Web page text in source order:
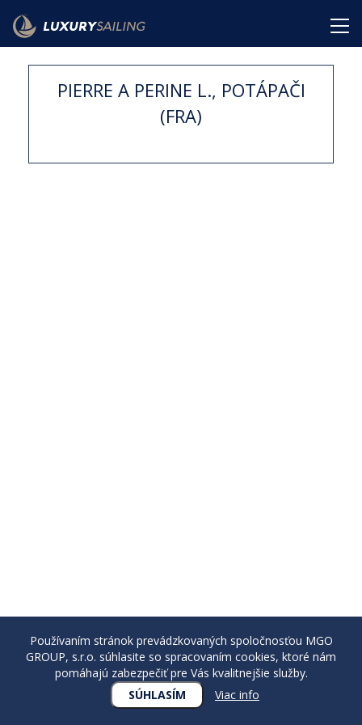
PIERRE A PERINE L., POTÁPAČI
(FRA)
Používaním stránok prevádzkovaných spoločnosťou MGO
GROUP, s.r.o. súhlasite so spracovaním cookies, ktoré nám
pomáhajú zabezpečiť pre Vás kvalitnejšie služby.
SÚHLASÍM
Viac info